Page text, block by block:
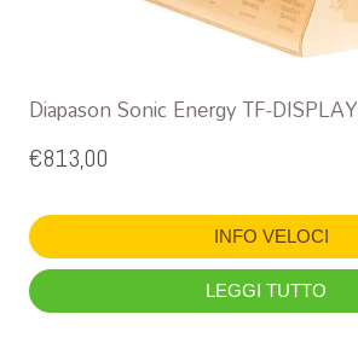
Diapason Sonic Energy TF-DISPLAY
€813,00
INFO VELOCI
LEGGI TUTTO